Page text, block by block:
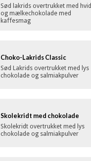
Sød lakrids overtrukket med hvid
og mælkechokolade med
kaffesmag
Choko-Lakrids Classic
Sød Lakrids overtrukket med lys
chokolade og salmiakpulver
Skolekridt med chokolade
Skolekridt overtrukket med lys
chokolade og salmiakpulver